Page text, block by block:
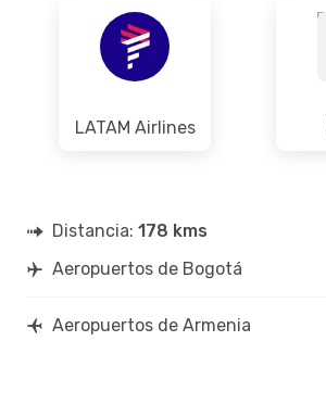
LATAM Airlines
Distancia: 178 kms
Aeropuertos de Bogotá
Aeropuertos de Armenia